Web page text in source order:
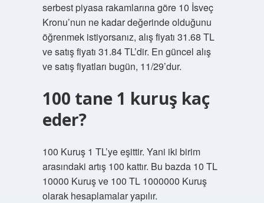
serbest piyasa rakamlarına göre 10 İsveç
Kronu’nun ne kadar değerinde olduğunu
öğrenmek istiyorsanız, alış fiyatı 31.68 TL
ve satış fiyatı 31.84 TL’dir. En güncel alış
ve satış fiyatları bugün, 11/29’dur.
100 tane 1 kuruş kaç
eder?
100 Kuruş 1 TL’ye eşittir. Yani iki birim
arasındaki artış 100 kattır. Bu bazda 10 TL
10000 Kuruş ve 100 TL 1000000 Kuruş
olarak hesaplamalar yapılır.